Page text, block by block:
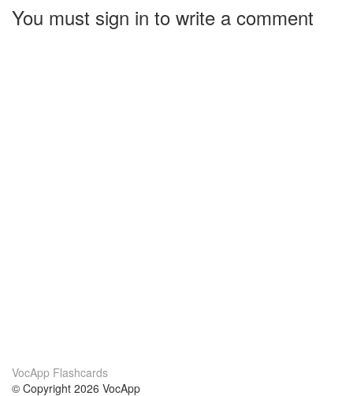
You must sign in to write a comment
VocApp Flashcards
© Copyright 2026 VocApp